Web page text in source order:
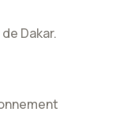
Dakar.